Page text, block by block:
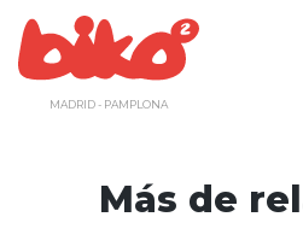
contenido
MADRID - PAMPLONA
Más de